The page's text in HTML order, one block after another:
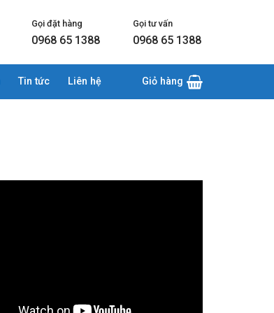
Gọi đặt hàng
0968 65 1388
Gọi tư vấn
0968 65 1388
Tin tức Liên hệ Giỏ hàng